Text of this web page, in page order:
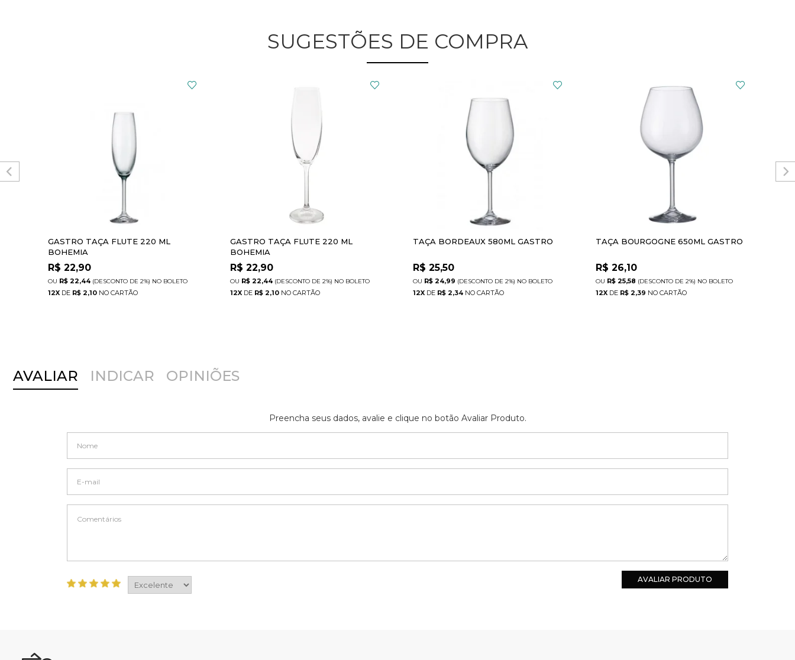
SUGESTÕES DE COMPRA
GASTRO TAÇA FLUTE 220 ML
BOHEMIA
R$ 22,90
R$ 22,44 (DESCONTO DE 2%) NO BOLETO
12X DE R$ 2,10
GASTRO TAÇA FLUTE 220 ML
BOHEMIA
R$ 22,90
R$ 22,44 (DESCONTO DE 2%) NO BOLETO
12X DE R$ 2,10
TAÇA BORDEAUX 580ML GASTRO
R$ 25,50
R$ 24,99 (DESCONTO DE 2%) NO BOLETO
12X DE R$ 2,34
TAÇA BOURGOGNE 650ML GASTRO
R$ 26,10
R$ 25,58 (DESCONTO DE 2%) NO BOLETO
12X DE R$ 2,39
AVALIAR INDICAR OPINIÕES
Preencha seus dados, avalie e clique no botão Avaliar Produto.
AVALIAR PRODUTO